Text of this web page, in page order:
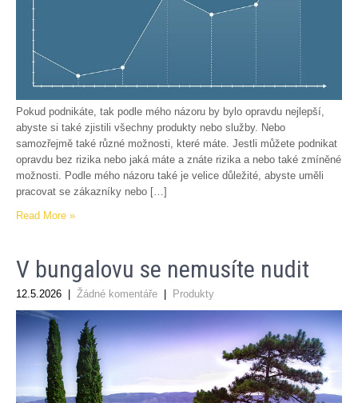
Pokud podnikáte, tak podle mého názoru by bylo opravdu nejlepší,
abyste si také zjistili všechny produkty nebo služby. Nebo
samozřejmě také různé možnosti, které máte. Jestli můžete podnikat
opravdu bez rizika nebo jaká máte a znáte rizika a nebo také zmíněné
možnosti. Podle mého názoru také je velice důležité, abyste uměli
pracovat se zákazníky nebo […]
Read More »
V bungalovu se nemusíte nudit
12.5.2026 Žádné komentáře Produkty